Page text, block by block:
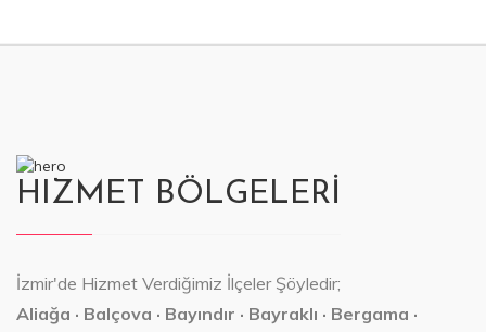
HIZMET BÖLGELERİ
İzmir'de Hizmet Verdiğimiz İlçeler Şöyledir;
Aliağa · Balçova · Bayındır · Bayraklı · Bergama ·